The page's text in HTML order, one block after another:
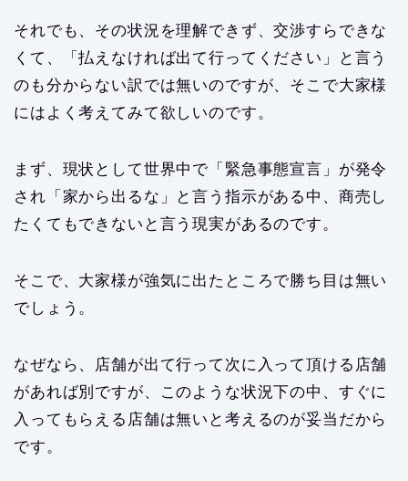
それでも、その状況を理解できず、交渉すらできな
くて、「払えなければ出て行ってください」と言う
のも分からない訳では無いのですが、そこで大家様
にはよく考えてみて欲しいのです。
まず、現状として世界中で「緊急事態宣言」が発令
され「家から出るな」と言う指示がある中、商売し
たくてもできないと言う現実があるのです。
そこで、大家様が強気に出たところで勝ち目は無い
でしょう。
なぜなら、店舗が出て行って次に入って頂ける店舗
があれば別ですが、このような状況下の中、すぐに
入ってもらえる店舗は無いと考えるのが妥当だから
です。